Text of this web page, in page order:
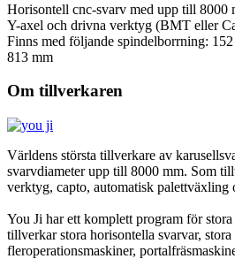
Horisontell cnc-svarv med upp till 8000
Y-axel och drivna verktyg (BMT eller
Finns med följande spindelborrning:
813 mm
Om tillverkaren
Världens största tillverkare av
svarvdiameter upp till 8000 mm. Som
verktyg, capto, automatisk palettväxling
You Ji har ett komplett program för
tillverkar stora horisontella svarvar,
fleroperationsmaskiner,